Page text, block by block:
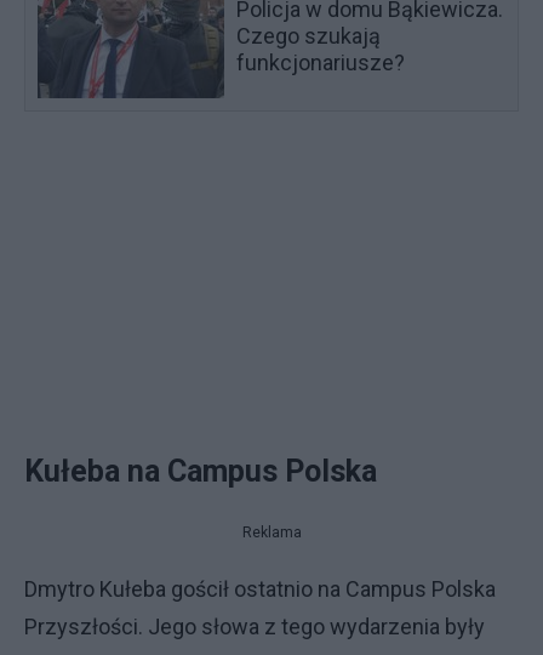
Policja w domu Bąkiewicza.
Czego szukają
funkcjonariusze?
Kułeba na Campus Polska
Reklama
Dmytro Kułeba gościł ostatnio na Campus Polska
Przyszłości. Jego słowa z tego wydarzenia były